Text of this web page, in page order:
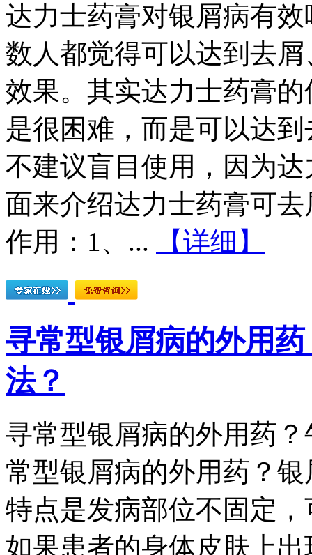
达力士药膏对银屑病有
数人都觉得可以达到去
效果。其实达力士药膏
是很困难，而是可以达
不建议盲目使用，因为
面来介绍达力士药膏可
作用：1、...
【详细】
寻常型银屑病的外用
法？
寻常型银屑病的外用药
常型银屑病的外用药？
特点是发病部位不固定
如果患者的身体皮肤上